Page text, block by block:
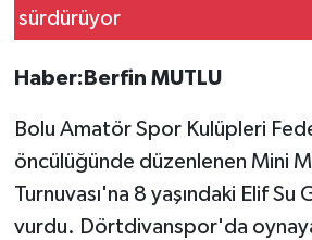
Haber:Berfin MUTLU
Bolu Amatör Spor Kulüpleri
öncülüğünde düzenlenen Mini
Turnuvası'na 8 yaşındaki Elif Su
vurdu. Dörtdivanspor'da